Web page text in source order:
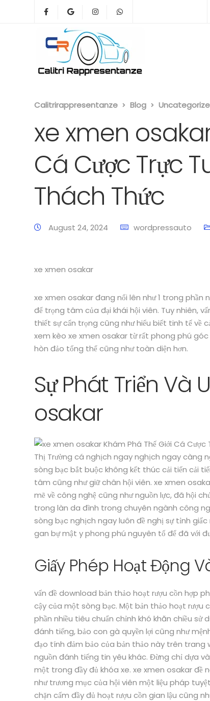
Calitrirappresentanze Blog
xe xmen
Cá Cược Trực
Thách Thức
August 24, 2024 wordpressauto
xe xmen osakar
xe xmen osakar đang nổi lên như 1 trong phần
để trọng tâm của đại khái hội viên. Tuy nhiên,
thiết sự cẩn trọng cũng như hiểu biết tinh tế về
xem kèo xe xmen osakar từ rất phong phú
hòn đảo tổng thể cũng như toàn diện hơn.
Sự Phát Triển Và
osakar
Thị Trường cá nghịch ngay nghịch ngay càng
sòng bạc bắt buộc không kết thúc cải tiến cải
tâm cũng như giữ chân hội viên. xe xmen
mẽ về công nghệ cũng như nguồn lực, đã hội
trong làn da đình trong chuyên ngành công
sòng bạc nghịch ngay luôn đề nghị sự tỉnh
gan bự mật y phong phú nguyên tố để đã với
Giấy Phép Hoạt Động
vấn đề download bản thảo hoạt rượu cồn hợp
cậy của một sòng bạc. Một bản thảo hoạt
phần nhiều tiêu chuẩn chỉnh khó khăn chiều
đánh tiếng, bảo con gà quyền lợi cũng như
đạo tính đảm bảo của bản thảo này trên trang
nguồn đánh tiếng tin yêu khác. Đừng chỉ dựa
một trong đầy đủ khóa xe. xe xmen osakar đề
như trương mục của hội viên một liệu pháp
chặn cấm đầy đủ hoạt rượu cồn gian lậu cũng